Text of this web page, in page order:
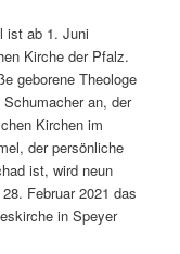
ist ab 1. Juni
Kirche der Pfalz.
geborene Theologe
an, der
Kirchen im
der persönliche
ist, wird neun
Februar 2021 das
in Speyer